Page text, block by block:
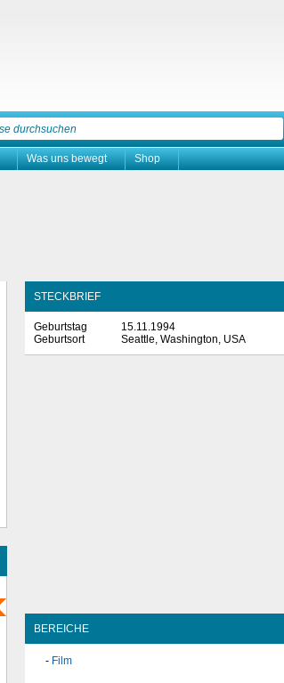
Was uns bewegt Shop
STECKBRIEF
Geburtstag
15.11.1994
Geburtsort
Seattle, Washington, USA
BEREICHE
Film